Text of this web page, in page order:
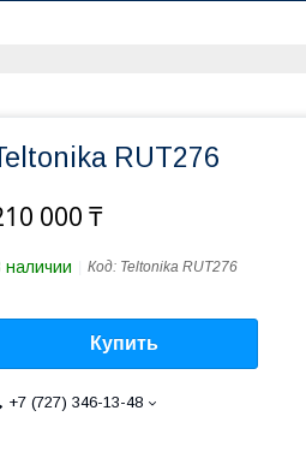
RUT276
000 ₸
наличии Код: Teltonika RUT276
Купить
+7 (727) 346-13-48